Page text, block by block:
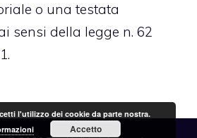
o una testata
sensi della legge n. 62
l'utilizzo dei cookie da parte nostra.
Accetto